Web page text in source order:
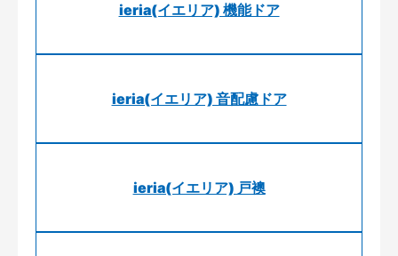
ieria(イエリア) 機能ドア
ieria(イエリア) 音配慮ドア
ieria(イエリア) 戸襖